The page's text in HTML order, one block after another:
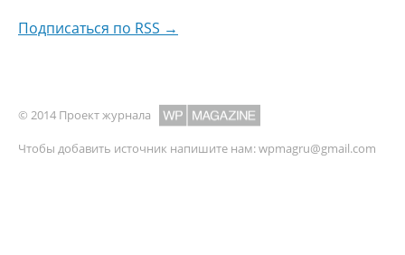
Подписаться по RSS →
© 2014 Проект журнала
Чтобы добавить источник напишите нам:wpmagru@gmail.com